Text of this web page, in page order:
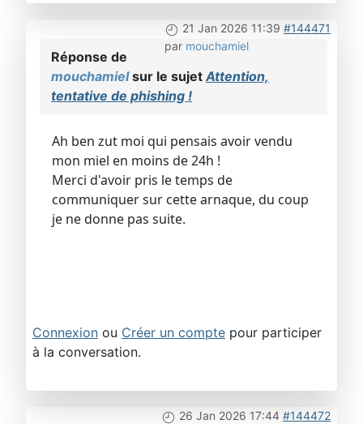
21 Jan 2026 11:39 #144471
par mouchamiel
Réponse de
mouchamielsur le sujetAttention,
tentative de phishing !
Ah ben zut moi qui pensais avoir vendu
mon miel en moins de 24h !
Merci d'avoir pris le temps de
communiquer sur cette arnaque, du coup
je ne donne pas suite.
Connexion ou Créer un compte pour participer
à la conversation.
26 Jan 2026 17:44 #144472